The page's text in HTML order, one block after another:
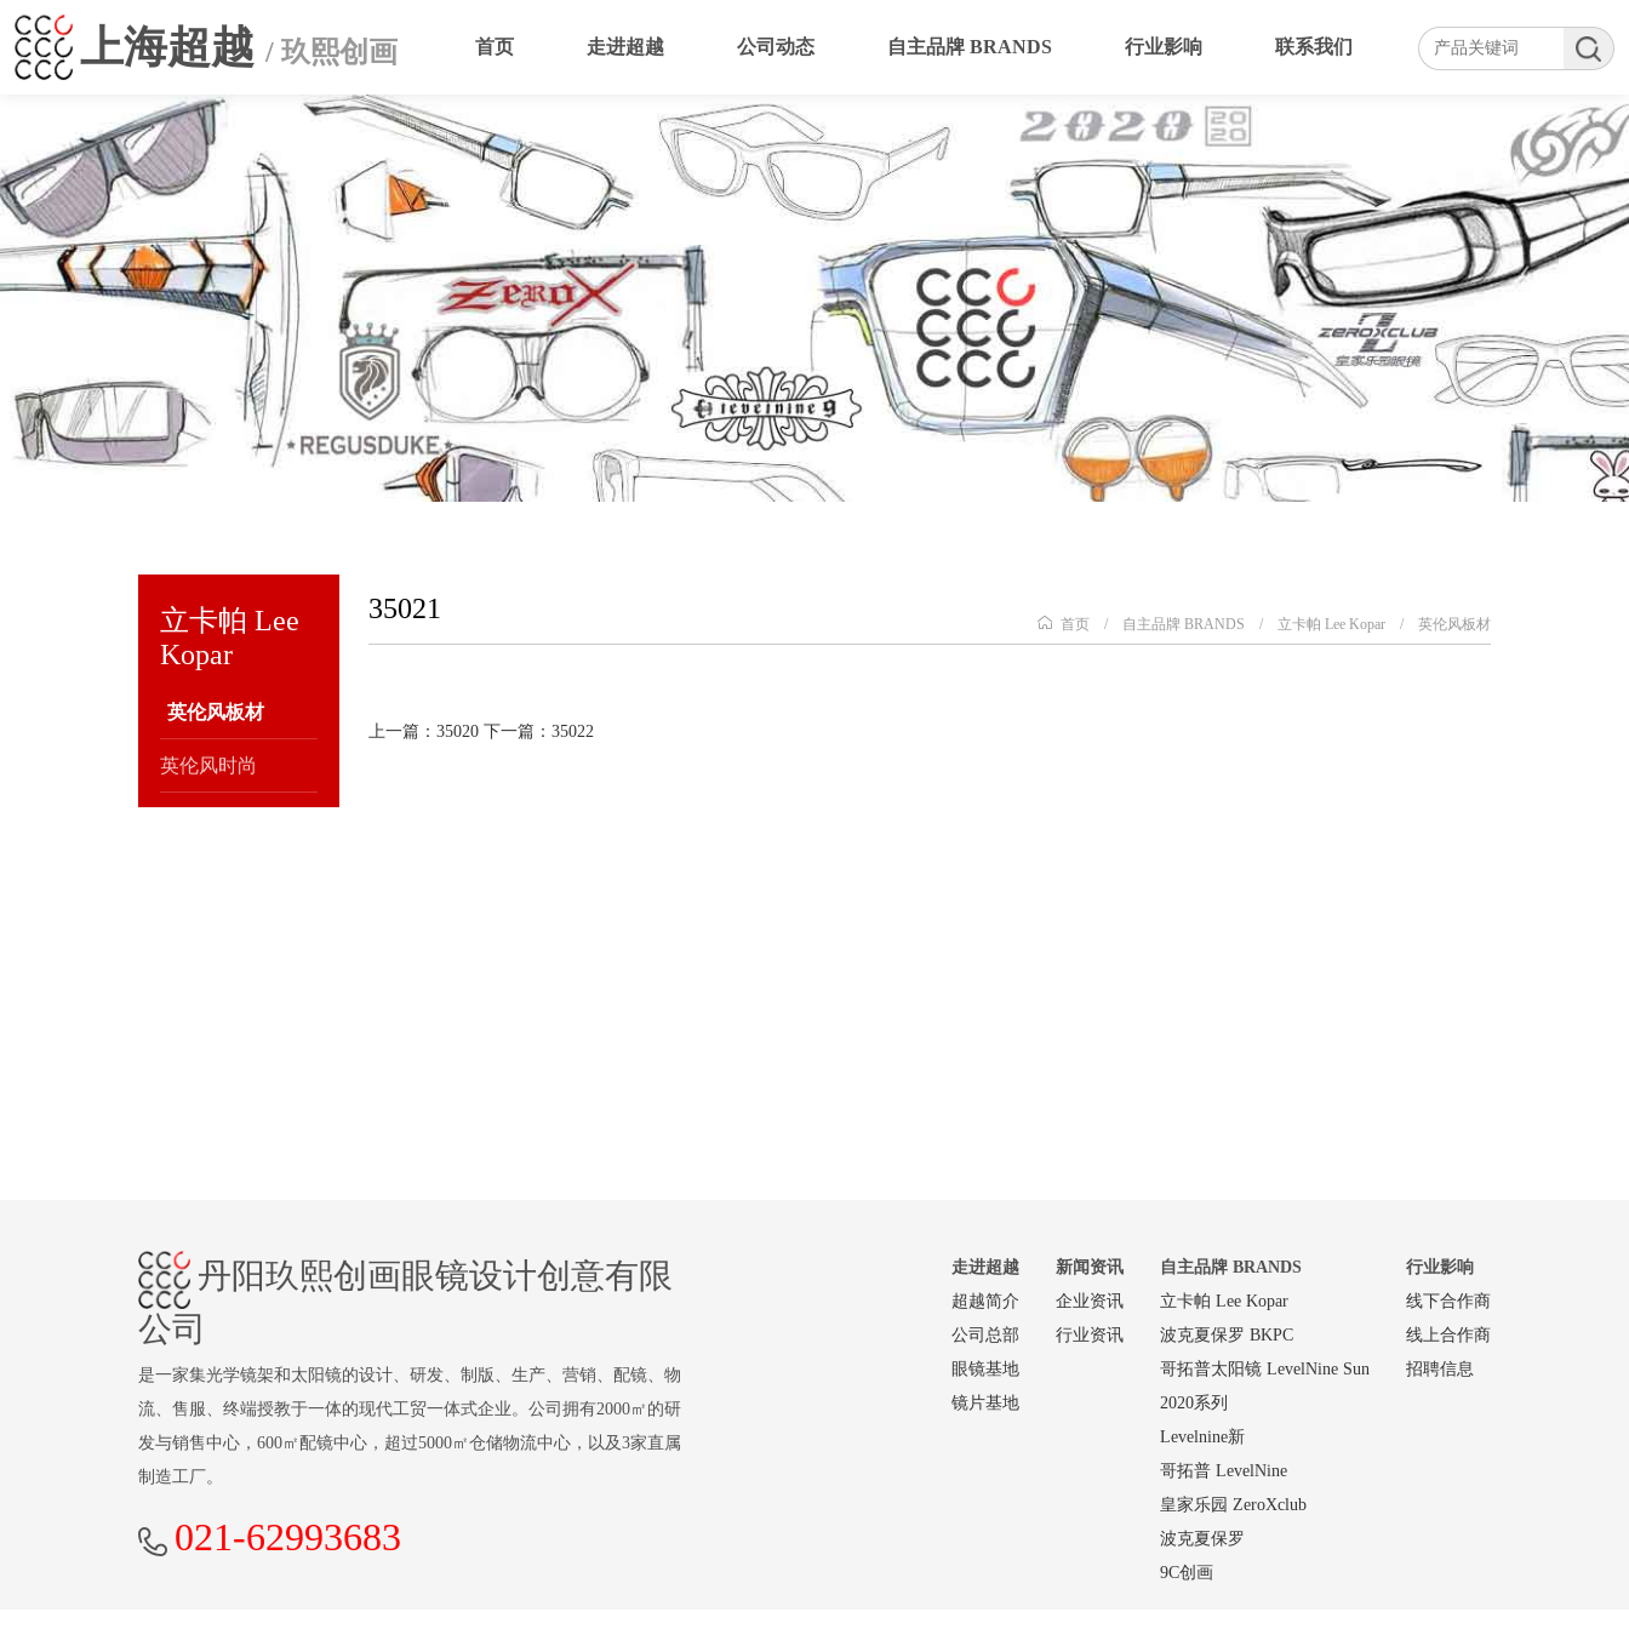
上海超越/ 玖熙创画 首页 走进超越 公司动态 自主品牌 BRANDS 行业影响 联系我们
35021 首页 自主品牌 BRANDS 立卡帕 Lee Kopar 英伦风板材
上一篇：35020 下一篇：35022
立卡帕 Lee
Kopar
英伦风板材
英伦风时尚
丹阳玖熙创画眼镜设计创意有限
公司
是一家集光学镜架和太阳镜的设计、研发、制版、生产、营销、配镜、物
流、售服、终端授教于一体的现代工贸一体式企业。公司拥有2000㎡的研
发与销售中心，600㎡配镜中心，超过5000㎡仓储物流中心，以及3家直属
制造工厂。
021-62993683
走进超越
超越简介
公司总部
眼镜基地
镜片基地
新闻资讯
企业资讯
行业资讯
自主品牌 BRANDS
立卡帕 Lee Kopar
波克夏保罗 BKPC
哥拓普太阳镜 LevelNine Sun
2020系列
Levelnine新
哥拓普 LevelNine
皇家乐园 ZeroXclub
波克夏保罗
9C创画
行业影响
线下合作商
线上合作商
招聘信息